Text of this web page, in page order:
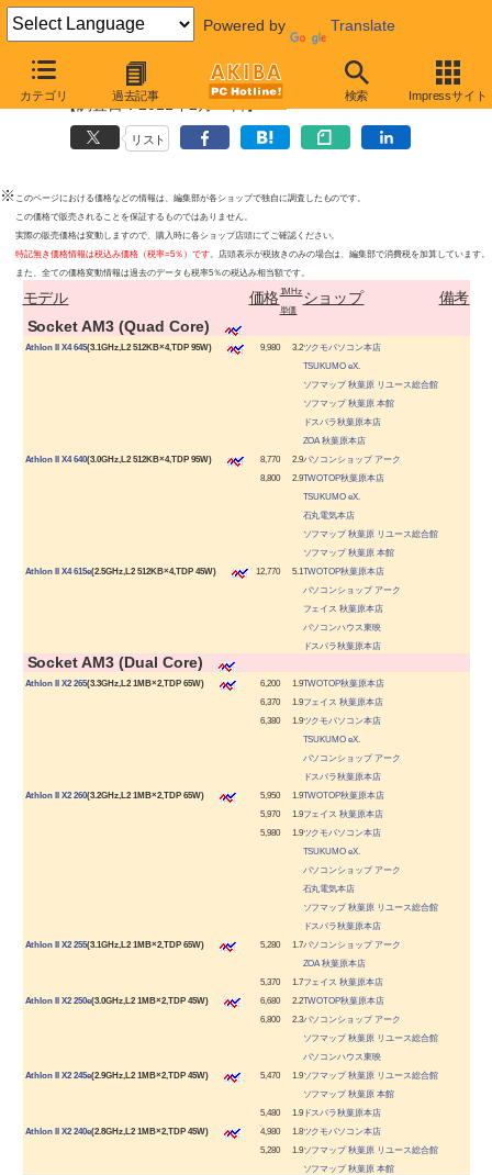
Powered by Translate
カテゴリ 過去記事 検索 Impressサイト
AMD Athlon CPU最安値上位ショップ
【調査日：2011年2月18日】
リスト
※ このページにおける価格などの情報は、編集部が各ショップで独自に調査したものです。
この価格で販売されることを保証するものではありません。
実際の販売価格は変動しますので、購入時に各ショップ店頭にてご確認ください。
特記無き価格情報は税込み価格（税率=5％）です。
店頭表示が税抜きのみの場合は、編集部で消費税を加算しています。
また、全ての価格変動情報は過去のデータも税率5％の税込み相当額です。
モデル 価格1MHz
単価
ショップ
備考
Socket AM3 (Quad Core)
Athlon II X4 645(3.1GHz,L2 512KB×4,TDP 95W) 9,980 3.2ツクモパソコン本店
TSUKUMO eX.
ソフマップ 秋葉原 リユース総合館
ソフマップ 秋葉原 本館
ドスパラ秋葉原本店
ZOA 秋葉原本店
Athlon II X4 640(3.0GHz,L2 512KB×4,TDP 95W) 8,770 2.9パソコンショップ アーク
8,800
2.9TWOTOP秋葉原本店
TSUKUMO eX.
石丸電気本店
ソフマップ 秋葉原 リユース総合館
ソフマップ 秋葉原 本館
Athlon II X4 615e(2.5GHz,L2 512KB×4,TDP 45W) 12,770 5.1TWOTOP秋葉原本店
パソコンショップ アーク
フェイス 秋葉原本店
パソコンハウス東映
ドスパラ秋葉原本店
Socket AM3 (Dual Core)
Athlon II X2 265(3.3GHz,L2 1MB×2,TDP 65W) 6,200 1.9TWOTOP秋葉原本店
6,370
1.9フェイス 秋葉原本店
6,380
1.9ツクモパソコン本店
TSUKUMO eX.
パソコンショップ アーク
ドスパラ秋葉原本店
Athlon II X2 260(3.2GHz,L2 1MB×2,TDP 65W) 5,950 1.9TWOTOP秋葉原本店
5,970
1.9フェイス 秋葉原本店
5,980
1.9ツクモパソコン本店
TSUKUMO eX.
パソコンショップ アーク
石丸電気本店
ソフマップ 秋葉原 リユース総合館
ドスパラ秋葉原本店
Athlon II X2 255(3.1GHz,L2 1MB×2,TDP 65W) 5,280 1.7パソコンショップ アーク
ZOA 秋葉原本店
5,370
1.7フェイス 秋葉原本店
Athlon II X2 250e(3.0GHz,L2 1MB×2,TDP 45W) 6,680 2.2TWOTOP秋葉原本店
6,800
2.3パソコンショップ アーク
ソフマップ 秋葉原 リユース総合館
パソコンハウス東映
Athlon II X2 245e(2.9GHz,L2 1MB×2,TDP 45W) 5,470 1.9ソフマップ 秋葉原 リユース総合館
ソフマップ 秋葉原 本館
5,480
1.9ドスパラ秋葉原本店
Athlon II X2 240e(2.8GHz,L2 1MB×2,TDP 45W) 4,980 1.8ツクモパソコン本店
5,280
1.9ソフマップ 秋葉原 リユース総合館
ソフマップ 秋葉原 本館